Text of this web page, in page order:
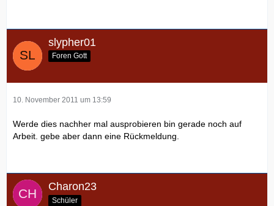
slypher01
Foren Gott
10. November 2011 um 13:59
Werde dies nachher mal ausprobieren bin gerade noch auf
Arbeit. gebe aber dann eine Rückmeldung.
Charon23
Schüler